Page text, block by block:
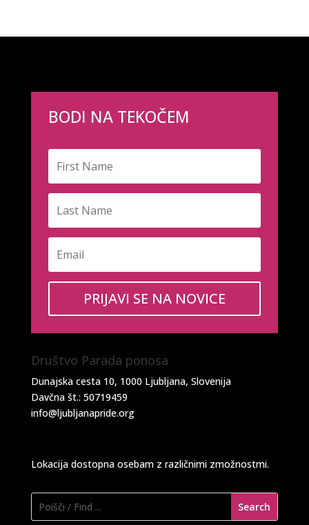
BODI NA TEKOČEM
PRIJAVI SE NA NOVICE
Društvo Parada ponosa
Dunajska cesta 10, 1000 Ljubljana, Slovenija
Davčna št.: 50719459
info@ljubljanapride.org
Lokacija dostopna osebam z različnimi zmožnostmi.